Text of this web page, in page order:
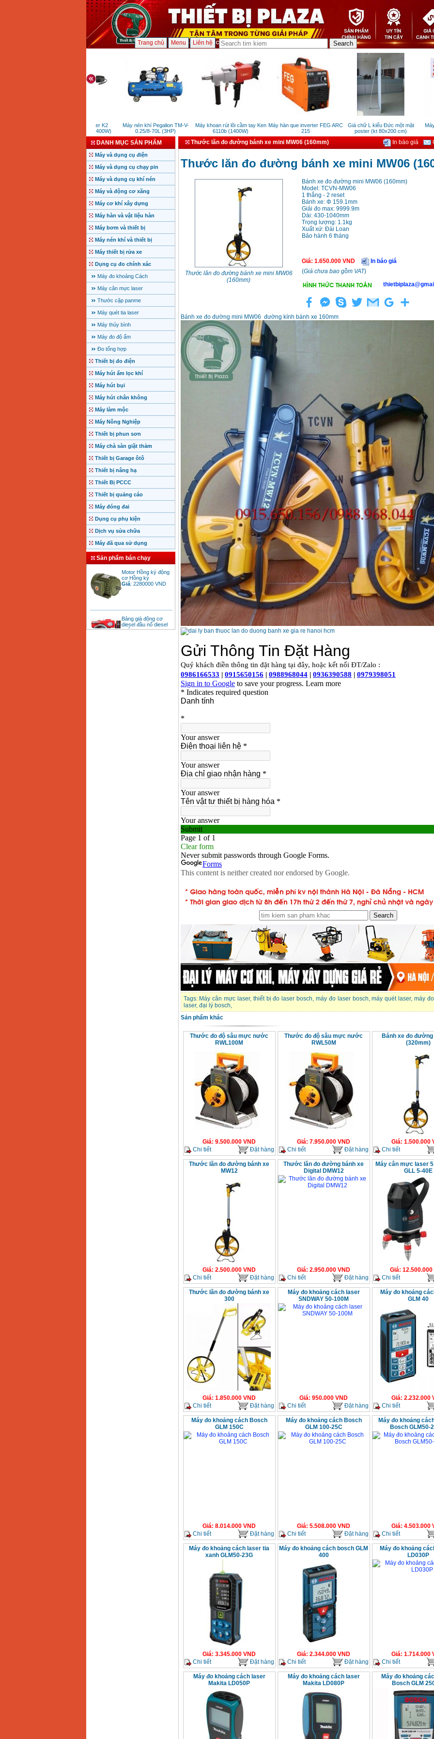
Trang chủ Menu Liên hệ
Máy xịt rửa Karcher K2
Universal OJ*EU (1400W)
Máy nén khí Pegalion TM-V-
0.25/8-70L (3HP)
Máy khoan rút lõi cầm tay Ken
6110b (1400W)
Máy hàn que inverter FEG ARC
215
Giá chữ L kiểu Đức một mặt
poster (kt 80x200 cm)
Máy
DANH MỤC SẢN PHẨM
Máy và dụng cụ điện
Máy và dụng cụ chạy pin
Máy và dụng cụ khí nén
Máy và động cơ xăng
Máy cơ khí xây dựng
Máy hàn và vật liệu hàn
Máy bơm và thiết bị
Máy nén khí và thiết bị
Máy thiết bị rửa xe
Dụng cụ đo chính xác
Máy đo khoảng Cách
Máy cân mực laser
Thước cặp panme
Máy quét tia laser
Máy thủy bình
Máy đo độ ẩm
Đo tổng hợp
Thiết bị đo điện
Máy hút ẩm lọc khí
Máy hút bụi
Máy hút chân không
Máy làm mộc
Máy Nông Nghiệp
Thiết bị phun sơn
Máy chà sàn giặt thảm
Thiết bị Garage ôtô
Thiết bị nâng hạ
Thiết Bị PCCC
Thiết bị quảng cáo
Máy đóng đai
Dụng cụ phụ kiện
Dịch vụ sửa chữa
Máy đã qua sử dụng
Sản phẩm bán chạy
Motor Hồng ký động
cơ Hồng ký
Giá:2280000 VND
Bảng giá động cơ
diesel đầu nổ diesel
Giá:6500000VND
Thước lăn đo đường bánh xe mini MW06 (160mm) In báo giá
Thước lăn đo đường bánh xe mini MW06
Thước lăn đo đường bánh xe mini MW06
(160mm)
Bánh xe đo đường mini MW06 (160mm)
Model: TCVN-MW06
1 thắng - 2 reset
Bánh xe: Φ 159.1mm
Giải đo max: 9999.9m
Dài: 430-1040mm
Trọng lượng: 1.1kg
Xuất xứ: Đài Loan
Bảo hành 6 tháng
Giá: 1.650.000VND
In báo giá
(Giá chưa bao gồm VAT)
Bánh xe đo đường mini MW06 đường kính bánh xe 160mm
Tags: Máy cân mực laser, thiết bị đo laser bosch,máy đo laser bosch,máy quét laser,máy
laser, đại lý bosch,
Sản phẩm khác
Thước đo độ sâu mực nước
RWL100M
Giá: 9.500.000 VND
Chi tiết
Đặt hàng
Thước đo độ sâu mực nước
RWL50M
Giá: 7.950.000 VND
Chi tiết
Đặt hàng
Bánh xe đo đường
(320mm)
Giá: 1.500.000
Chi tiết
Thước lăn đo đường bánh xe
MW12
Giá: 2.500.000 VND
Chi tiết
Đặt hàng
Thước lăn đo đường bánh xe
Digital DMW12
Giá: 2.950.000 VND
Chi tiết
Đặt hàng
Máy cân mực laser
GLL 5-40E
Giá: 12.500.000
Chi tiết
Thước lăn đo đường bánh xe
300
Giá: 1.850.000 VND
Chi tiết
Đặt hàng
Máy đo khoảng cách laser
SNDWAY 50-100M
Giá: 950.000 VND
Chi tiết
Đặt hàng
Máy đo khoảng
GLM 40
Giá: 2.232.000
Chi tiết
Máy đo khoảng cách Bosch
GLM 150C
Giá: 8.014.000 VND
Chi tiết
Đặt hàng
Máy đo khoảng cách Bosch
GLM 100-25C
Giá: 5.508.000 VND
Chi tiết
Đặt hàng
Máy đo khoảng
Bosch GLM50-
Giá: 4.503.000
Chi tiết
Máy đo khoảng cách laser tia
xanh GLM50-23G
Giá: 3.345.000 VND
Chi tiết
Đặt hàng
Máy đo khoảng cách bosch GLM
400
Giá: 2.344.000 VND
Chi tiết
Đặt hàng
Máy đo khoảng
LD030P
Giá: 1.714.000
Chi tiết
Máy đo khoảng cách laser
Makita LD050P
Máy đo khoảng cách laser
Makita LD080P
Máy đo khoảng
Bosch GLM